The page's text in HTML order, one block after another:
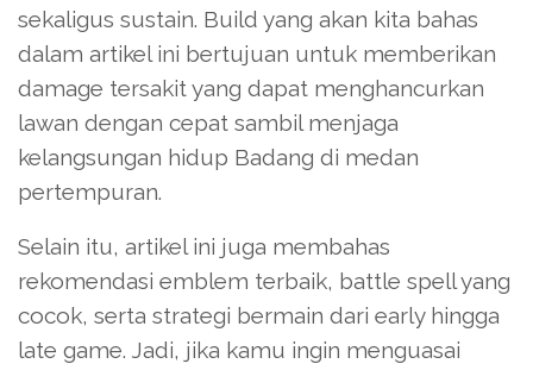
sekaligus sustain. Build yang akan kita bahas
dalam artikel ini bertujuan untuk memberikan
damage tersakit yang dapat menghancurkan
lawan dengan cepat sambil menjaga
kelangsungan hidup Badang di medan
pertempuran.
Selain itu, artikel ini juga membahas
rekomendasi emblem terbaik, battle spell yang
cocok, serta strategi bermain dari early hingga
late game. Jadi, jika kamu ingin menguasai